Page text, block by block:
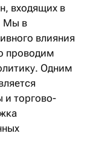
входящих в
Мы в
влияния
проводим
Одним
и торгово-